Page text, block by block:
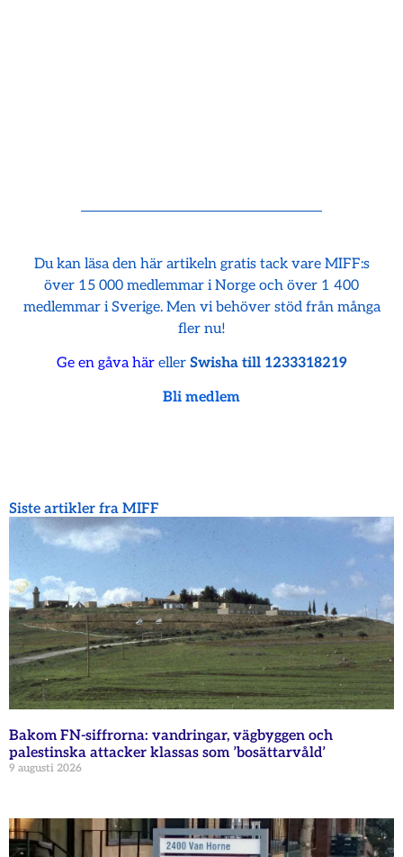
Du kan läsa den här artikeln gratis tack vare MIFF:s
över 15 000 medlemmar i Norge och över 1 400
medlemmar i Sverige. Men vi behöver stöd från många
fler nu!
Ge en gåva häreller Swisha till 1233318219
Bli medlem
Siste artikler fra MIFF
Bakom FN-siffrorna: vandringar, vägbyggen och
palestinska attacker klassas som ’bosättarvåld’
9 augusti 2026